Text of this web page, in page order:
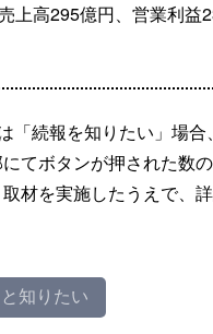
上高295億円、営業利益
「続報を知りたい」場合
てボタンが押された数の
材を実施したうえで、
知りたい